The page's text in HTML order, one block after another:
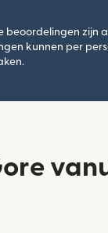
beoordelingen zijn
kunnen per